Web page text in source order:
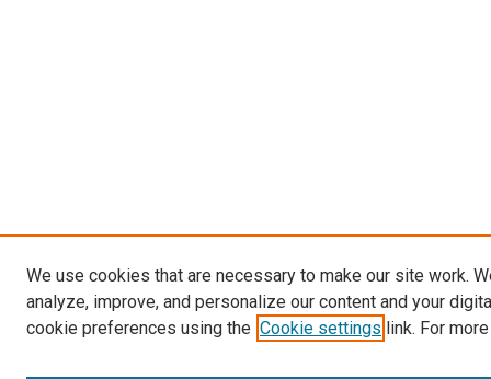
We use cookies that are necessary to make our site work.
analyze, improve, and personalize our content and your
cookie preferences using the Cookie settings link. For